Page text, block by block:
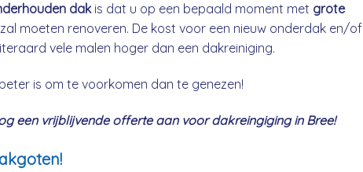
dakis dat u op een bepaald moment met grote
moeten renoveren. De kost voor een nieuw onderdak en/of
vele malen hoger dan een dakreiniging.
is om te voorkomen dan te genezen!
een vrijblijvende offerte aan voor dakreingiging in Bree!